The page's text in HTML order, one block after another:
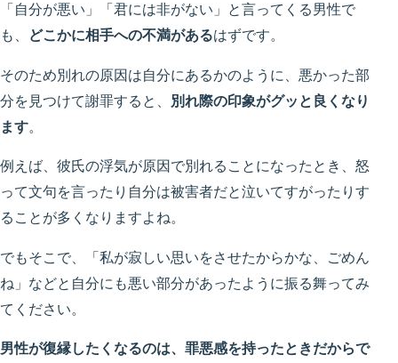
「自分が悪い」「君には非がない」と言ってくる男性で
も、
どこかに相手への不満があるはずです。
そのため別れの原因は自分にあるかのように、悪かった部
分を見つけて謝罪すると、 別れ際の印象がグッと良くなり
ます。
例えば、彼氏の浮気が原因で別れることになったとき、怒
って文句を言ったり自分は被害者だと泣いてすがったりす
ることが多くなりますよね。
でもそこで、「私が寂しい思いをさせたからかな、ごめん
ね」などと自分にも悪い部分があったように振る舞ってみ
てください。
男性が復縁したくなるのは、罪悪感を持ったときだからで